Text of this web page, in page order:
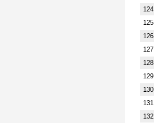
124
125
126
127
128
129
130
131
132